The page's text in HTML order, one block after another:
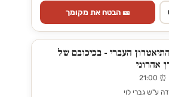
🎫 הבטח את מקומך
העברי - בכיכובם של
אהרוני
ע"ש גברי לוי